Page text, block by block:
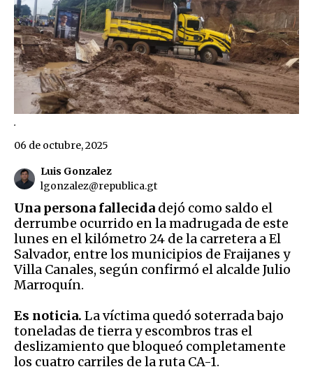
.
Luis Gonzalez
lgonzalez@republica.gt
06 de octubre, 2025
Una persona fallecida dejó como saldo el
derrumbe ocurrido en la madrugada de este
lunes en el kilómetro 24 de la carretera a El
Salvador, entre los municipios de Fraijanes y
Villa Canales, según confirmó el alcalde Julio
Marroquín.
Es noticia. La víctima quedó soterrada bajo
toneladas de tierra y escombros tras el
deslizamiento que bloqueó completamente
los cuatro carriles de la ruta CA-1.